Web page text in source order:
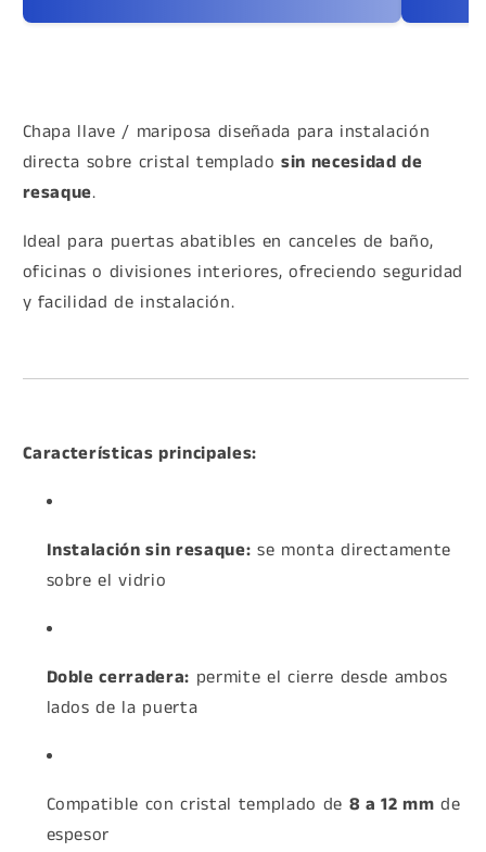
Chapa llave / mariposa diseñada para instalación
directa sobre cristal templado sin necesidad de
resaque.
Ideal para puertas abatibles en canceles de baño,
oficinas o divisiones interiores, ofreciendo seguridad
y facilidad de instalación.
Características principales:
Instalación sin resaque: se monta directamente
sobre el vidrio
Doble cerradera: permite el cierre desde ambos
lados de la puerta
Compatible con cristal templado de 8 a 12 mm de
espesor